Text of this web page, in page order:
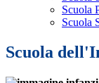
Scuola
Scuola
Scuola